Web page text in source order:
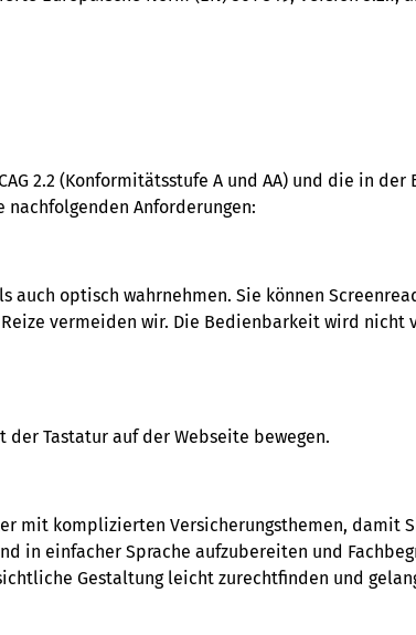
2.2 (Konformitätsstufe A und AA) und die in
Anforderungen:
optisch wahrnehmen. Sie können
vermeiden wir. Die Bedienbarkeit wird
Tastatur auf der Webseite bewegen.
mit komplizierten Versicherungsthemen, damit
einfacher Sprache aufzubereiten und
Gestaltung leicht zurechtfinden und